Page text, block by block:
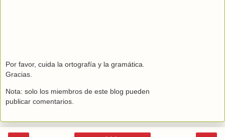
Por favor, cuida la ortografía y la gramática.
Gracias.
Nota: solo los miembros de este blog pueden
publicar comentarios.